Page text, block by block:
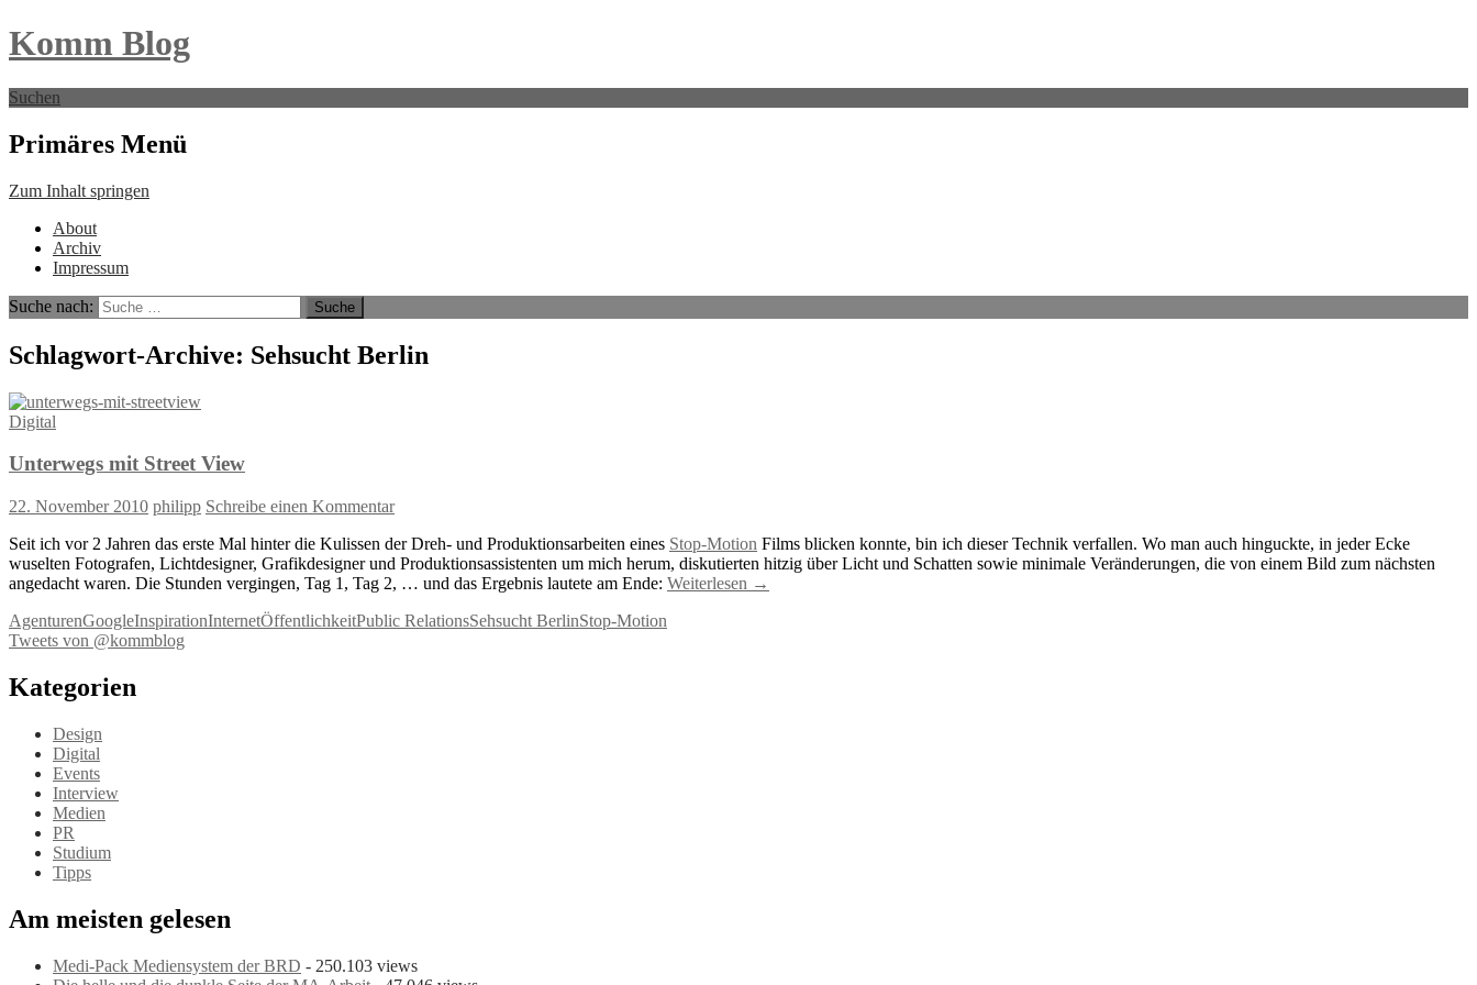
Komm Blog
Suchen
Primäres Menü
Zum Inhalt springen
About
Archiv
Impressum
Suche nach:
Schlagwort-Archive: Sehsucht Berlin
Digital
Unterwegs mit Street View
22. November 2010 philipp Schreibe einen Kommentar
Seit ich vor 2 Jahren das erste Mal hinter die Kulissen der Dreh- und Produktionsarbeiten eines Stop-Motion Films blicken konnte, bin ich dieser Technik verfallen. Wo man auch hinguckte, in jeder Ecke
wuselten Fotografen, Lichtdesigner, Grafikdesigner und Produktionsassistenten um mich herum, diskutierten hitzig über Licht und Schatten sowie minimale Veränderungen, die von einem Bild zum nächsten
angedacht waren. Die Stunden vergingen, Tag 1, Tag 2, … und das Ergebnis lautete am Ende: Weiterlesen →
AgenturenGoogleInspirationInternetÖffentlichkeitPublic RelationsSehsucht BerlinStop-Motion
Tweets von @kommblog
Kategorien
Design
Digital
Events
Interview
Medien
PR
Studium
Tipps
Am meisten gelesen
Medi-Pack Mediensystem der BRD - 250.103 views